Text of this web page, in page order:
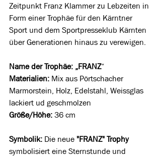
Zeitpunkt Franz Klammer zu Lebzeiten in
Form einer Trophäe für den Kärntner
Sport und dem Sportpresseklub Kärnten
über Generationen hinaus zu verewigen.
Name der Trophäe: „FRANZ“
Materialien: Mix aus Pörtschacher
Marmorstein, Holz, Edelstahl, Weissglas
lackiert ud geschmolzen
Größe/Höhe: 36 cm
Symbolik: Die neue "FRANZ" Trophy
symbolisiert eine Sternstunde und